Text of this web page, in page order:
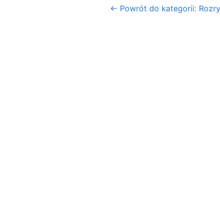
← Powrót do kategorii: